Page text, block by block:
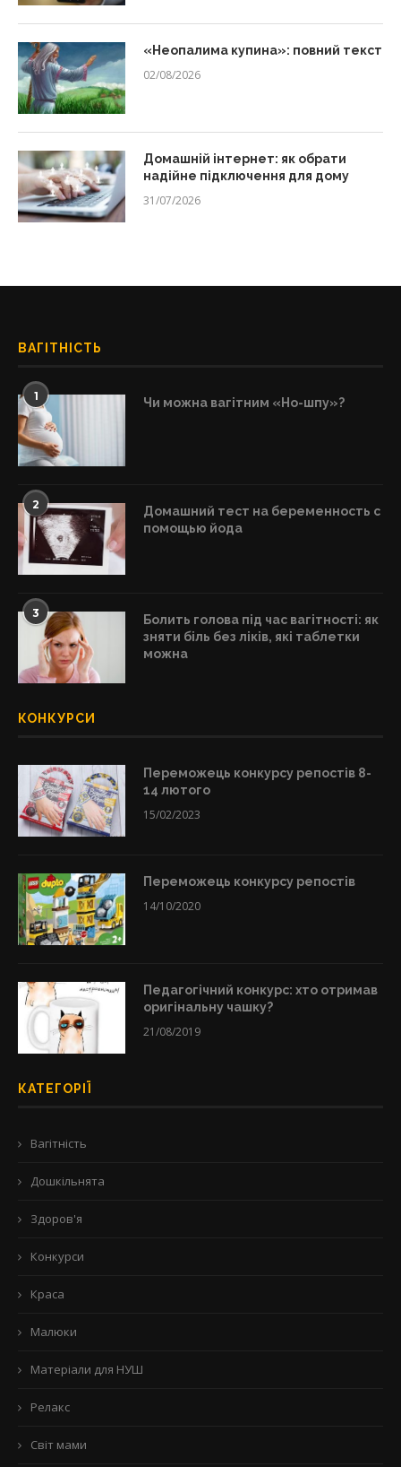
«Неопалима купина»: повний текст
02/08/2026
Домашній інтернет: як обрати
надійне підключення для дому
31/07/2026
ВАГІТНІСТЬ
1 Чи можна вагітним «Но-шпу»?
2
Домашний тест на беременность с
помощью йода
3
Болить голова під час вагітності: як
зняти біль без ліків, які таблетки
можна
КОНКУРСИ
Переможець конкурсу репостів 8-
14 лютого
15/02/2023
Переможець конкурсу репостів
14/10/2020
Педагогічний конкурс: хто отримав
оригінальну чашку?
21/08/2019
КАТЕГОРІЇ
Вагітність
Дошкільнята
Здоров'я
Конкурси
Краса
Малюки
Матеріали для НУШ
Релакс
Світ мами